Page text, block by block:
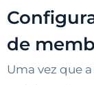
de
Uma vez que